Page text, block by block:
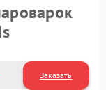
Заказать